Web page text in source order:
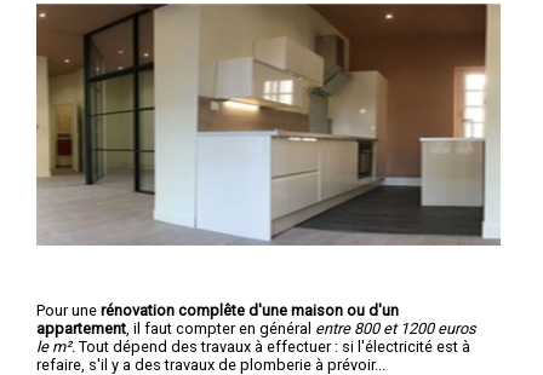
Pour une rénovation complête d'une maison ou d'un
appartement , il faut compter en général entre 800 et 1200 euros
le m². Tout dépend des travaux à effectuer : si l'électricité est à
refaire, s'il y a des travaux de plomberie à prévoir...